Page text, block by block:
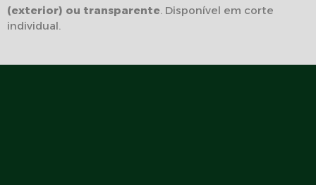
(exterior) ou transparente . Disponível em corte
individual.